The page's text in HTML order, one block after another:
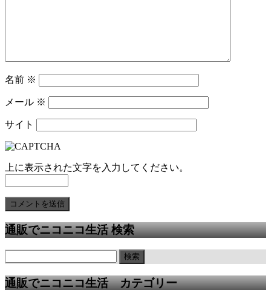
名前 ※
メール ※
サイト
上に表示された文字を入力してください。
通販でニコニコ生活 検索
通販でニコニコ生活 カテゴリー